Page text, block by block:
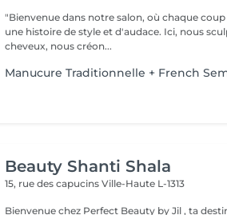
"Bienvenue dans notre salon, où chaque
une histoire de style et d'audace. Ici, nous
cheveux, nous créon...
Manucure Traditionnelle + French
Beauty Shanti Shala
15, rue des capucinsVille-Haute L-1313
Bienvenue chez Perfect Beauty by Jil , ta